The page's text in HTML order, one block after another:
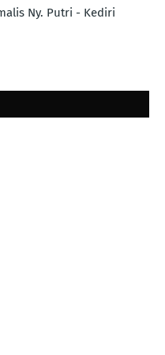
Ny. Putri - Kediri